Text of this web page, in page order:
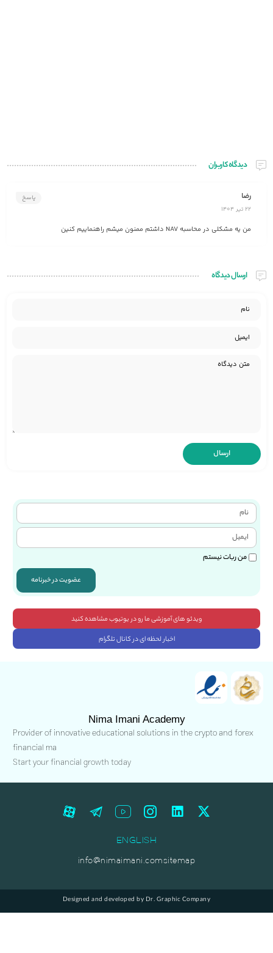
دیدگاه کاربران
رضا
22 تیر 1404
پاسخ
من یه مشکلی در محاسبه NAV داشتم ممنون میشم راهنماییم کنین
ارسال دیدگاه
من ربات نیستم
عضویت در خبرنامه
ویدئو های آموزشی ما رو در یوتیوب مشاهده کنید
اخبار لحظه ای در کانال تلگرام
Nima Imani Academy
Provider of innovative educational solutions in the crypto and forex
financial ma
Start your financial growth today
ENGLISH
sitemap
info@nimaimani.com
Designed and developed by Dr. Graphic Company